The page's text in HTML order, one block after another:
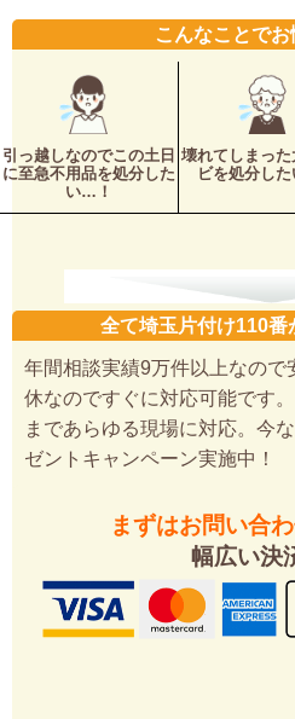
こんなことで
引っ越しなのでこの土日
に至急不用品を処分した
い…！
壊れてしまった
ビを処分した
全て埼玉片付け110番
年間相談実績9万件以上なので
休なのですぐに対応可能です
まであらゆる現場に対応。今
ゼントキャンペーン実施中！
まずはお問い合
幅広い決